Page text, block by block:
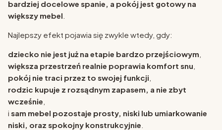
bardziej docelowe spanie, a pokój jest gotowy na
większy mebel
Najlepszy efekt pojawia się zwykle wtedy, gdy:
dziecko nie jest już na etapie bardzo przejściowym
większa przestrzeń realnie poprawia komfort snu
pokój nie traci przez to swojej funkcji
rodzic kupuje z rozsądnym zapasem, a nie zbyt
wcześnie
i sam mebel pozostaje prosty, niski lub umiarkowanie
niski, oraz spokojny konstrukcyjnie